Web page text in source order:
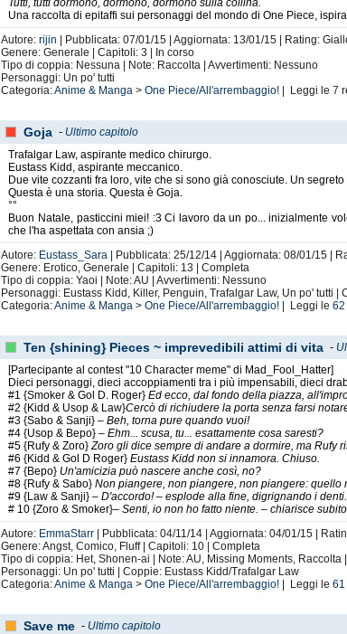
Tutti, tutti dormono, dormono, dormono sulla collina.
Una raccolta di epitaffi sui personaggi del mondo di One Piece,
Autore:rijin
| Pubblicata: 07/01/15 | Aggiornata: 13/01/15 | Rating:
Genere: Generale | Capitoli: 3 | In corso
Tipo di coppia: Nessuna | Note: Raccolta | Avvertimenti: Nessuno
Personaggi: Un po' tutti
Categoria:Anime & Manga >One Piece/All'arrembaggio! | Leggi le7
Goja - Ultimo capitolo
Trafalgar Law, aspirante medico chirurgo.
Eustass Kidd, aspirante meccanico.
Due vite cozzanti fra loro, vite che si sono già conosciute. Un
Questa è una storia. Questa è Goja.
°°
Buon Natale, pasticcini miei! :3 Ci lavoro da un po... inizialmente
che l'ha aspettata con ansia ;)
Autore: Eustass_Sara | Pubblicata: 25/12/14 | Aggiornata: 08/01/15 |
Genere: Erotico, Generale | Capitoli: 13 | Completa
Tipo di coppia: Yaoi | Note: AU | Avvertimenti: Nessuno
Personaggi: Eustass Kidd, Killer, Penguin, Trafalgar Law, Un po' tutti |
Categoria:Anime & Manga >One Piece/All'arrembaggio! | Leggi le62
Ten {shining} Pieces ~ imprevedibili attimi di vita -
[Partecipante al contest "10 Character meme" di Mad_Fool_Hatter]
Dieci personaggi, dieci accoppiamenti tra i più impensabili, dieci
#1 {Smoker & Gol D. Roger}Ed ecco, dal fondo della piazza,
#2 {Kidd & Usop & Law}Cercò di richiudere la porta senza farsi
#3 {Sabo & Sanji}– Beh, torna pure quando vuoi!
#4 {Usop & Bepo}– Ehm... scusa, tu... esattamente cosa saresti?
#5 {Rufy & Zoro}Zoro gli dice sempre di andare a dormire, ma Rufy
#6 {Kidd & Gol D Roger}Eustass Kidd non si innamora. Chiuso.
#7 {Bepo} Un'amicizia può nascere anche così, no?
#8 {Rufy & Sabo}Non piangere, non piangere, non piangere: quello
#9 {Law & Sanji}– D'accordo! – esplode alla fine, digrignando i
# 10 {Zoro & Smoker}– Senti, io non ho fatto niente. – chiarisce
Autore: EmmaStarr | Pubblicata: 04/11/14 | Aggiornata: 04/01/15 |
Genere: Angst, Comico, Fluff | Capitoli: 10 | Completa
Tipo di coppia: Het, Shonen-ai | Note: AU, Missing Moments, Raccolta
Personaggi: Un po' tutti | Coppie: Eustass Kidd/Trafalgar Law
Categoria:Anime & Manga >One Piece/All'arrembaggio! | Leggi le61
Save me - Ultimo capitolo